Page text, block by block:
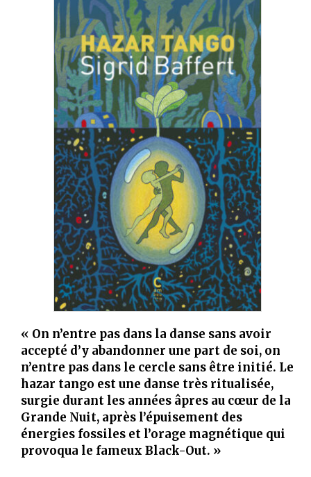
« On n’entre pas dans la danse sans avoir
accepté d’y abandonner une part de soi, on
n’entre pas dans le cercle sans être initié. Le
hazar tango est une danse très ritualisée,
surgie durant les années âpres au cœur de la
Grande Nuit, après l’épuisement des
énergies fossiles et l’orage magnétique qui
provoqua le fameux Black-Out. »